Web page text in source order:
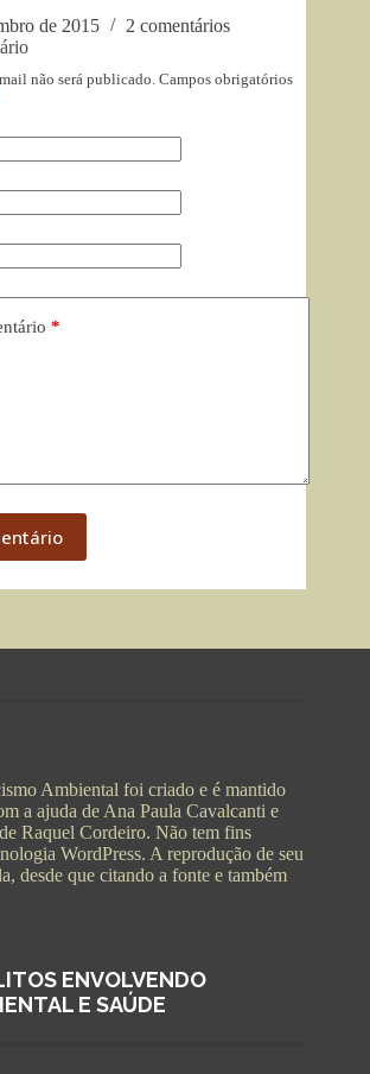
de 2015
2 comentários
não será publicado. Campos obrigatórios
*
Ambiental foi criado e é mantido
a ajuda de Ana Paula Cavalcanti e
Raquel Cordeiro. Não tem fins
WordPress. A reprodução de seu
desde que citando a fonte e também
ENVOLVENDO
E SAÚDE